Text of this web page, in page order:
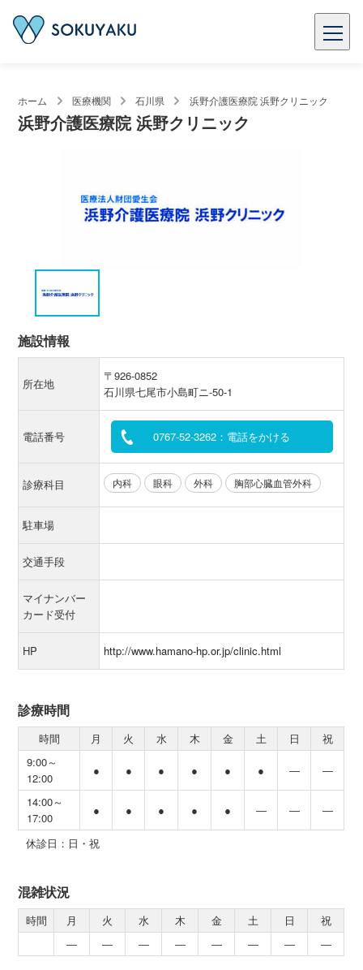
ホーム 医療機関 石川県 浜野介護医療院 浜野クリニック
浜野介護医療院 浜野クリニック
施設情報
所在地
〒926-0852
石川県七尾市小島町ニ-50-1
電話番号 0767-52-3262：電話をかける
診療科目 内科 眼科 外科 胸部心臓血管外科
駐車場
交通手段
マイナンバー
カード受付
HP http://www.hamano-hp.or.jp/clinic.html
診療時間
時間 月 火 水 木 金 土 日
祝
9:00～
12:00
● ● ● ● ● ● ― ―
14:00～
17:00
● ● ● ● ● ― ― ―
休診日：日・祝
混雑状況
時間 月 火 水 木 金 土 日
祝
―
― ― ― ― ― ― ―